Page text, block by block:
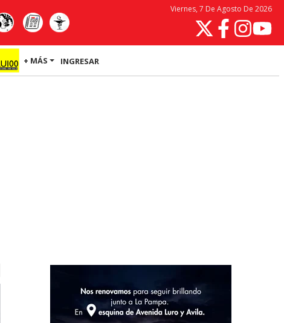
Viernes, 7 De Agosto De 2026
+ MÁS INGRESAR